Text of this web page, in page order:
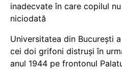
inadecvate în care copilul
niciodată
Universitatea din București
cei doi grifoni distruși în
anul 1944 pe frontonul